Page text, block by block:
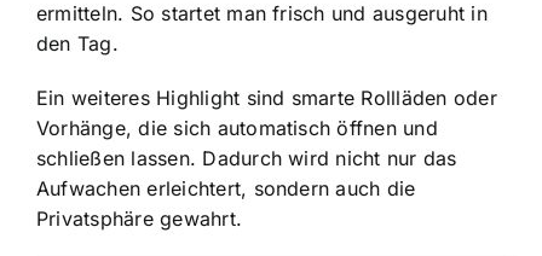
ermitteln. So startet man frisch und ausgeruht in
den Tag.
Ein weiteres Highlight sind smarte Rollläden oder
Vorhänge, die sich automatisch öffnen und
schließen lassen. Dadurch wird nicht nur das
Aufwachen erleichtert, sondern auch die
Privatsphäre gewahrt.